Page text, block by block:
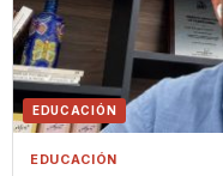
EDUCACIÓN
EDUCACIÓN